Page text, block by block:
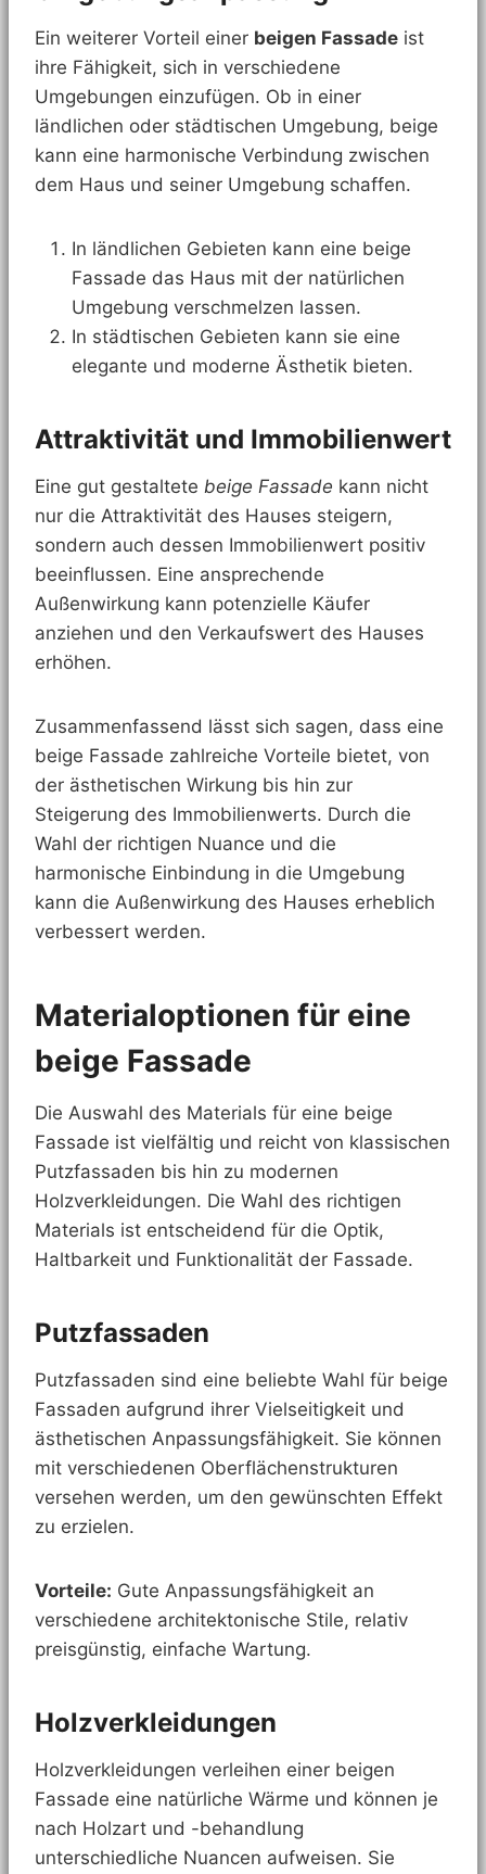
Ein weiterer Vorteil einer beigen Fassade ist
ihre Fähigkeit, sich in verschiedene
Umgebungen einzufügen. Ob in einer
ländlichen oder städtischen Umgebung, beige
kann eine harmonische Verbindung zwischen
dem Haus und seiner Umgebung schaffen.
In ländlichen Gebieten kann eine beige
Fassade das Haus mit der natürlichen
Umgebung verschmelzen lassen.
In städtischen Gebieten kann sie eine
elegante und moderne Ästhetik bieten.
Attraktivität und Immobilienwert
Eine gut gestaltete beige Fassade kann nicht
nur die Attraktivität des Hauses steigern,
sondern auch dessen Immobilienwert positiv
beeinflussen. Eine ansprechende
Außenwirkung kann potenzielle Käufer
anziehen und den Verkaufswert des Hauses
erhöhen.
Zusammenfassend lässt sich sagen, dass eine
beige Fassade zahlreiche Vorteile bietet, von
der ästhetischen Wirkung bis hin zur
Steigerung des Immobilienwerts. Durch die
Wahl der richtigen Nuance und die
harmonische Einbindung in die Umgebung
kann die Außenwirkung des Hauses erheblich
verbessert werden.
Materialoptionen für eine
beige Fassade
Die Auswahl des Materials für eine beige
Fassade ist vielfältig und reicht von klassischen
Putzfassaden bis hin zu modernen
Holzverkleidungen. Die Wahl des richtigen
Materials ist entscheidend für die Optik,
Haltbarkeit und Funktionalität der Fassade.
Putzfassaden
Putzfassaden sind eine beliebte Wahl für beige
Fassaden aufgrund ihrer Vielseitigkeit und
ästhetischen Anpassungsfähigkeit. Sie können
mit verschiedenen Oberflächenstrukturen
versehen werden, um den gewünschten Effekt
zu erzielen.
Vorteile: Gute Anpassungsfähigkeit an
verschiedene architektonische Stile, relativ
preisgünstig, einfache Wartung.
Holzverkleidungen
Holzverkleidungen verleihen einer beigen
Fassade eine natürliche Wärme und können je
nach Holzart und -behandlung
unterschiedliche Nuancen aufweisen. Sie